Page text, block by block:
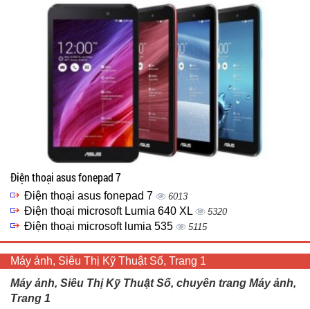
Điện thoại asus fonepad 7
Điện thoại asus fonepad 7 6013
Điện thoại microsoft Lumia 640 XL 5320
Điện thoại microsoft lumia 535 5115
Máy ảnh, Siêu Thị Kỹ Thuật Số, Trang 1
Máy ảnh, Siêu Thị Kỹ Thuật Số, chuyên trang Máy ảnh,
Trang 1